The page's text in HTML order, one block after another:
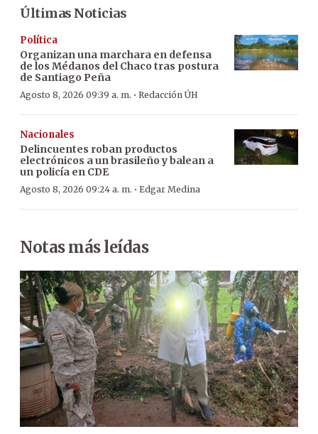
Últimas Noticias
Política
Organizan una marchara en defensa
de los Médanos del Chaco tras postura
de Santiago Peña
Agosto 8, 2026 09:39 a. m. · Redacción ÚH
Nacionales
Delincuentes roban productos
electrónicos a un brasileño y balean a
un policía en CDE
Agosto 8, 2026 09:24 a. m. · Edgar Medina
Notas más leídas